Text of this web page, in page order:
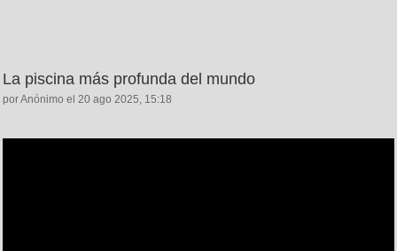
La piscina más profunda del mundo
por Anónimo el 20 ago 2025, 15:18